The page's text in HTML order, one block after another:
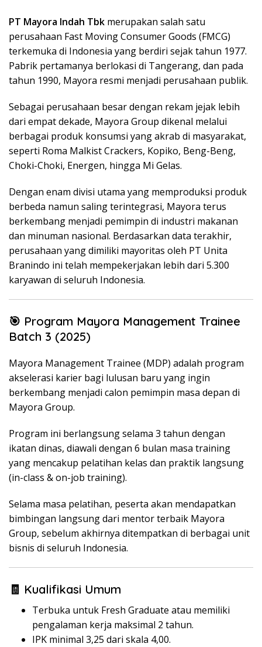
PT Mayora Indah Tbk merupakan salah satu
perusahaan Fast Moving Consumer Goods (FMCG)
terkemuka di Indonesia yang berdiri sejak tahun 1977.
Pabrik pertamanya berlokasi di Tangerang, dan pada
tahun 1990, Mayora resmi menjadi perusahaan publik.
Sebagai perusahaan besar dengan rekam jejak lebih
dari empat dekade, Mayora Group dikenal melalui
berbagai produk konsumsi yang akrab di masyarakat,
seperti Roma Malkist Crackers, Kopiko, Beng-Beng,
Choki-Choki, Energen, hingga Mi Gelas.
Dengan enam divisi utama yang memproduksi produk
berbeda namun saling terintegrasi, Mayora terus
berkembang menjadi pemimpin di industri makanan
dan minuman nasional. Berdasarkan data terakhir,
perusahaan yang dimiliki mayoritas oleh PT Unita
Branindo ini telah mempekerjakan lebih dari 5.300
karyawan di seluruh Indonesia.
🎯 Program Mayora Management Trainee
Batch 3 (2025)
Mayora Management Trainee (MDP) adalah program
akselerasi karier bagi lulusan baru yang ingin
berkembang menjadi calon pemimpin masa depan di
Mayora Group.
Program ini berlangsung selama 3 tahun dengan
ikatan dinas, diawali dengan 6 bulan masa training
yang mencakup pelatihan kelas dan praktik langsung
(in-class & on-job training).
Selama masa pelatihan, peserta akan mendapatkan
bimbingan langsung dari mentor terbaik Mayora
Group, sebelum akhirnya ditempatkan di berbagai unit
bisnis di seluruh Indonesia.
🧾 Kualifikasi Umum
Terbuka untuk Fresh Graduate atau memiliki
pengalaman kerja maksimal 2 tahun.
IPK minimal 3,25 dari skala 4,00.